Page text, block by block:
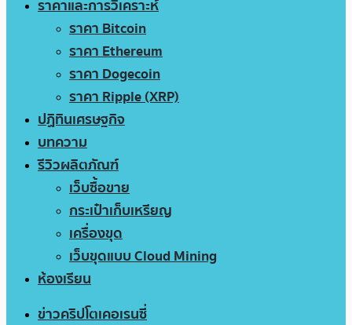
ราคาและการวิเคราะห์
ราคา Bitcoin
ราคา Ethereum
ราคา Dogecoin
ราคา Ripple (XRP)
ปฏิทินเศรษฐกิจ
บทความ
รีวิวผลิตภัณฑ์
เว็บซื้อขาย
กระเป๋าเก็บเหรียญ
เครื่องขุด
เว็บขุดแบบ Cloud Mining
ห้องเรียน
ข่าวคริปโตเคอเรนซี่